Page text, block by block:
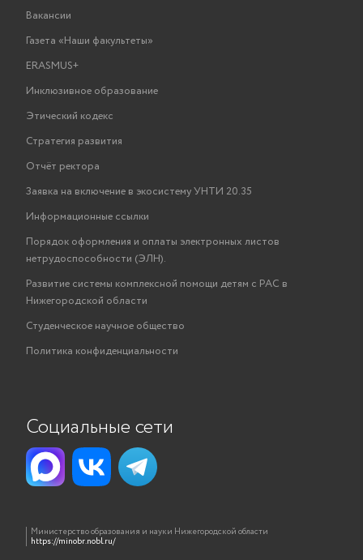
Вакансии
Газета «Наши факультеты»
ERASMUS+
Инклюзивное образование
Этический кодекс
Стратегия развития
Отчёт ректора
Заявка на включение в экосистему УНТИ 20.35
Информационные ссылки
Порядок оформления и оплаты электронных листов
нетрудоспособности (ЭЛН).
Развитие системы комплексной помощи детям с РАС в
Нижегородской области
Студенческое научное общество
Политика конфиденциальности
Социальные сети
Министерство образования и науки Нижегородской области
https://minobr.nobl.ru/